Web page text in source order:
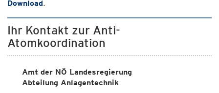
Download.
Ihr Kontakt zur Anti-
Atomkoordination
Amt der NÖ Landesregierung
Abteilung Anlagentechnik